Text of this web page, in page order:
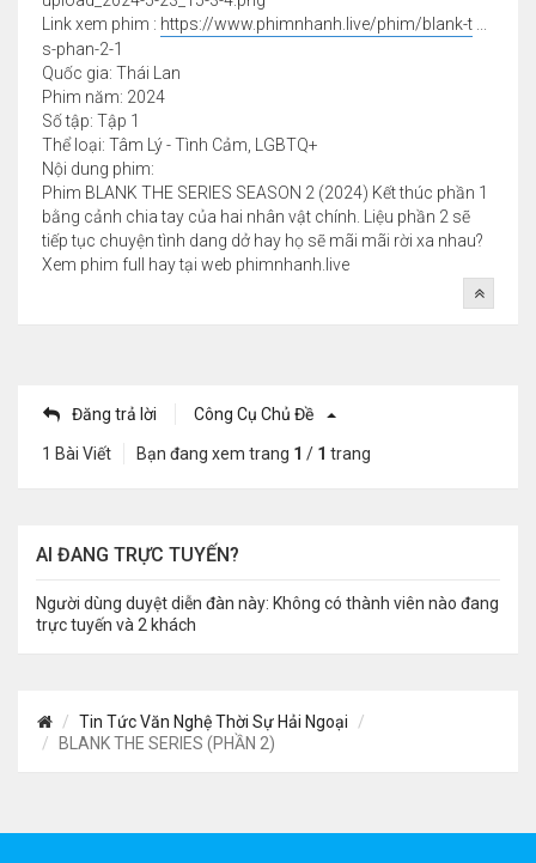
Link xem phim : https://www.phimnhanh.live/phim/blank-t
s-phan-2-1
Quốc gia: Thái Lan
Phim năm: 2024
Số tập: Tập 1
Thể loại: Tâm Lý - Tình Cảm, LGBTQ+
Nội dung phim:
Phim BLANK THE SERIES SEASON 2 (2024) Kết thúc phần 1
bằng cảnh chia tay của hai nhân vật chính. Liệu phần 2 sẽ
tiếp tục chuyện tình dang dở hay họ sẽ mãi mãi rời xa nhau?
Xem phim full hay tại web phimnhanh.live
Đăng trả lời Công Cụ Chủ Đề
1 Bài Viết Bạn đang xem trang 1 / 1 trang
AI ĐANG TRỰC TUYẾN?
Người dùng duyệt diễn đàn này: Không có thành viên nào đang
trực tuyến và 2 khách
Tin Tức Văn Nghệ Thời Sự Hải Ngoại
BLANK THE SERIES (PHẦN 2)